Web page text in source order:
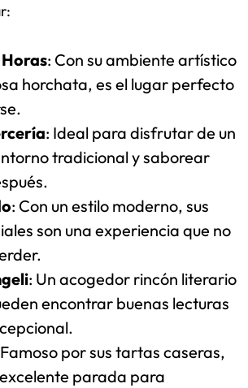
: Con su ambiente artístico
horchata, es el lugar perfecto
: Ideal para disfrutar de un
tradicional y saborear
: Con un estilo moderno, sus
son una experiencia que no
: Un acogedor rincón literario
encontrar buenas lecturas
por sus tartas caseras,
parada para